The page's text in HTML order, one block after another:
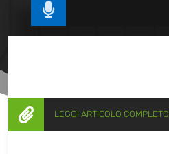

 LEGGI ARTICOLO COMPLETO